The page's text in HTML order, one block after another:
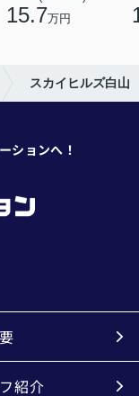
15.7万円
スカイヒルズ白山
ションへ！
紹介